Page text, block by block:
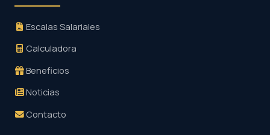
Escalas Salariales
Calculadora
Beneficios
Noticias
Contacto